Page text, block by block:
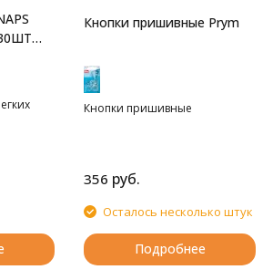
Кнопки пришивные Prym
Кнопки пришивные
356 руб.
Осталось несколько штук
Подробнее